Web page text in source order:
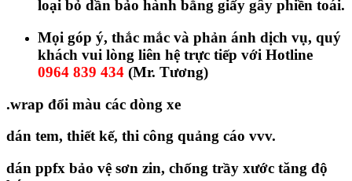
loại bỏ dần bảo hành bằng giấy gây phiền toái.
Mọi góp ý, thắc mắc và phản ánh dịch vụ, quý
khách vui lòng liên hệ trực tiếp với Hotline
0964 839 434 (Mr. Tương)
.wrap đổi màu các dòng xe
dán tem, thiết kế, thi công quảng cáo vvv.
dán ppfx bảo vệ sơn zin, chống trầy xước tăng độ